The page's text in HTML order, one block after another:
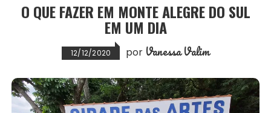
O QUE FAZER EM MONTE ALEGRE DO SUL
EM UM DIA
12/12/2020 por Vanessa Valim